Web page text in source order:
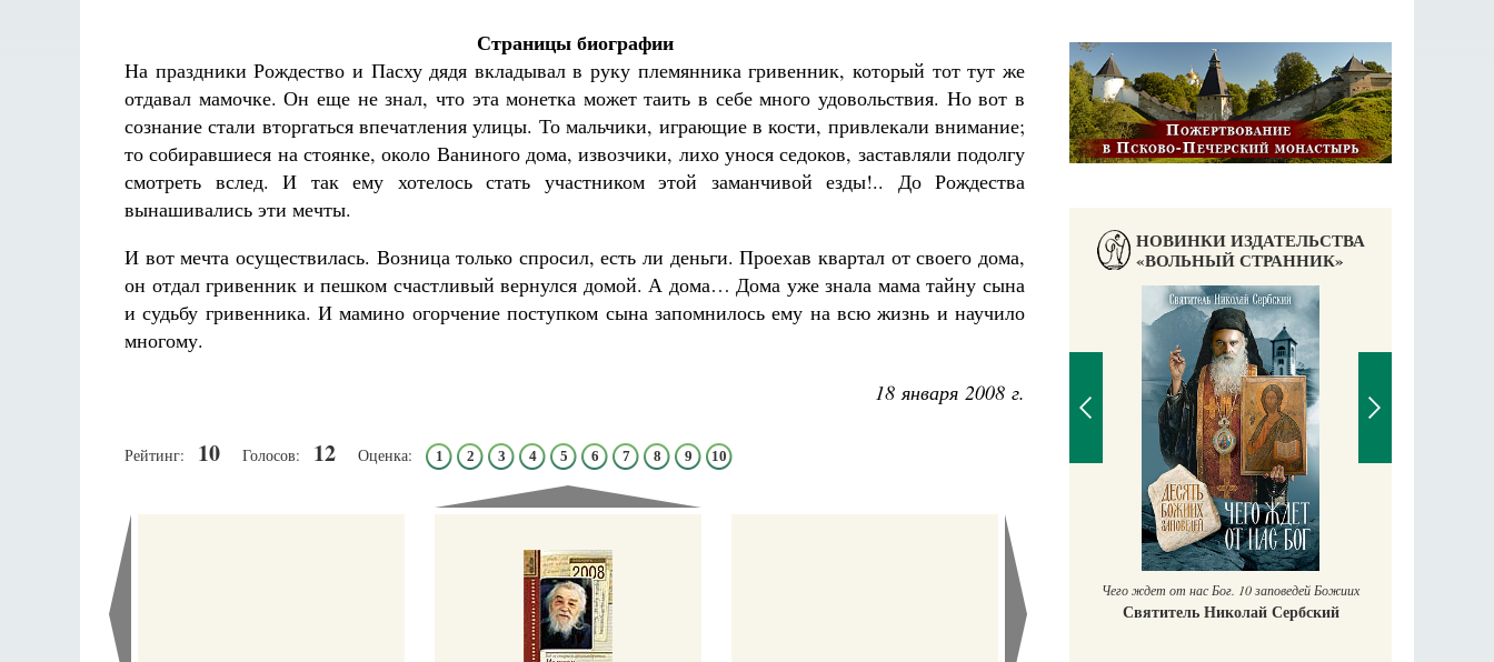
Страницы биографии
На праздники Рождество и Пасху дядя вкладывал в руку племянника гривенник, который тот тут же
отдавал мамочке. Он еще не знал, что эта монетка может таить в себе много удовольствия. Но вот в
сознание стали вторгаться впечатления улицы. То мальчики, играющие в кости, привлекали внимание;
то собиравшиеся на стоянке, около Ваниного дома, извозчики, лихо унося седоков, заставляли подолгу
смотреть вслед. И так ему хотелось стать участником этой заманчивой езды!.. До Рождества
вынашивались эти мечты.
И вот мечта осуществилась. Возница только спросил, есть ли деньги. Проехав квартал от своего дома,
он отдал гривенник и пешком счастливый вернулся домой. А дома… Дома уже знала мама тайну сына
и судьбу гривенника. И мамино огорчение поступком сына запомнилось ему на всю жизнь и научило
многому.
18 января 2008 г.
Рейтинг: 10 Голосов: 12 Оценка: 1 2 3 4 5 6 7 8 9 10
НОВИНКИ ИЗДАТЕЛЬСТВА
«ВОЛЬНЫЙ СТРАННИК»
Как найти своё место в жизни
Кирилл Мурышев
Великомученик Георгий Победоносец. Научись у
Чего ждет от нас Бог. 10 заповедей Божиих
Святитель Николай Сербский